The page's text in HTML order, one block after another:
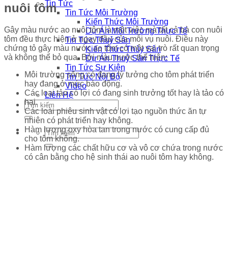
Tin Tức
Tin Tức Môi Trường
Kiến Thức Môi Trường
Dự Án Môi Trường Thực Tế
Tin Tức Thuỷ Sản
Kiến Thức Thủy Sản
Dự Án Thuỷ Sản Thực Tế
Tin Tức Sự Kiện
Tin Tức Nội Bộ
Video
Liên Hệ
nuôi tôm
Gây màu nước ao nuôi tôm là một việc mà tất cả bà con nuôi
tôm đều thực hiện ở ngay đầu của mỗi vụ nuôi. Điều này
chứng tỏ gây màu nước ao tôm có một vai trò rất quan trọng
và không thể bỏ qua. Bởi màu nước thể hiện:
Môi trường sống có đang lý tưởng cho tôm phát triển
hay đang ở mức báo động.
Các loại tảo có lợi có đang sinh trưởng tốt hay là tảo có
hại.
Các loài phiêu sinh vật có lợi tạo nguồn thức ăn tự
nhiên có phát triển hay không.
Hàm lượng oxy hòa tan trong nước có cung cấp đủ
cho tôm không.
Hàm lượng các chất hữu cơ và vô cơ chứa trong nước
có cân bằng cho hệ sinh thái ao nuôi tôm hay không.